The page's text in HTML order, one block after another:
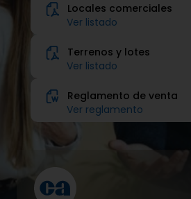
Locales comerciales
Ver listado
Terrenos y lotes
Ver listado
Reglamento de venta
Ver reglamento